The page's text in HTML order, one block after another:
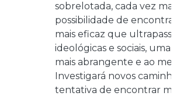
sobrelotada, cada vez
possibilidade de
mais eficaz que
ideológicas e sociais, uma
mais abrangente e ao
Investigará novos
tentativa de encontrar